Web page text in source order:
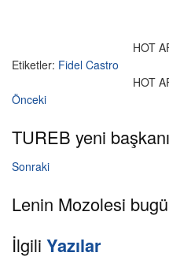
HOT
Etiketler: Fidel Castro
HOT
Önceki
TUREB yeni
Sonraki
Lenin Mozolesi
İlgili Yazılar